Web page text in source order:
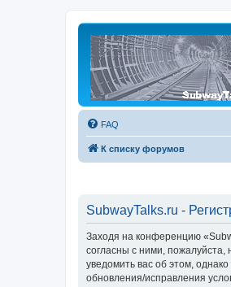
FAQ
К списку форумов
SubwayTalks.ru -
Заходя на конференцию
согласны с ними,
уведомить вас об этом,
обновления/исправления